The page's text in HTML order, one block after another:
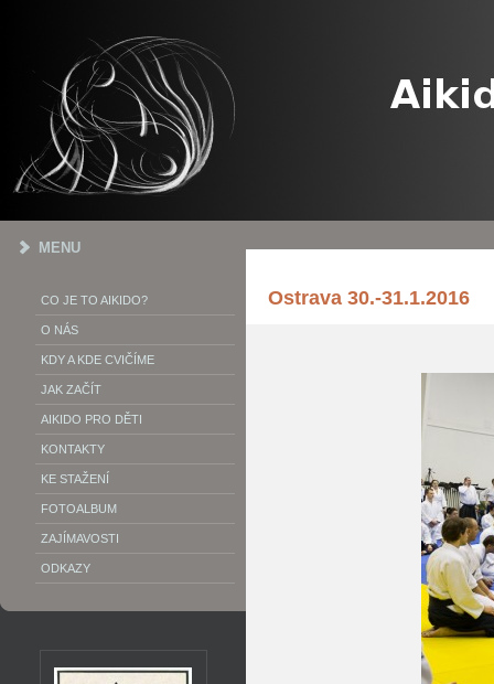
Ostrava 30.-31.1.2016
MENU
CO JE TO AIKIDO?
O NÁS
KDY A KDE CVIČÍME
JAK ZAČÍT
AIKIDO PRO DĚTI
KONTAKTY
KE STAŽENÍ
FOTOALBUM
ZAJÍMAVOSTI
ODKAZY